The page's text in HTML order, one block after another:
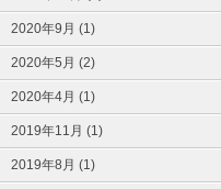
2020年9月 (1)
2020年5月 (2)
2020年4月 (1)
2019年11月 (1)
2019年8月 (1)